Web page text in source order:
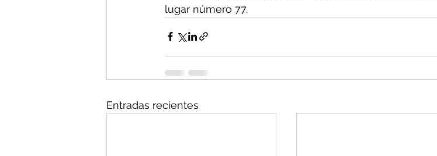
lugar número 77.
Entradas recientes